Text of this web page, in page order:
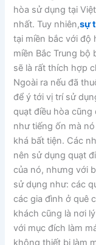
hòa sử dụng tại
nhất. Tuy nhiên,sự
tại miền bắc với độ
miền Bắc Trung
sẽ là rất thích hợp
Ngoài ra nếu đã
để ý tới vị trí sử
quạt điều hòa
như tiếng ốn mà
khá bất tiện. Các
nên sử dụng quạt
của nó, nhưng với
sử dụng như: các
các gia đình ở quê
khách cũng là nơi
với mục đích làm
không thiết bị làm